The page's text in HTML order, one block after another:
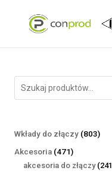
Wkłady do złączy 803803
Akcesoria 471471
produktów
akcesoria do złączy 241